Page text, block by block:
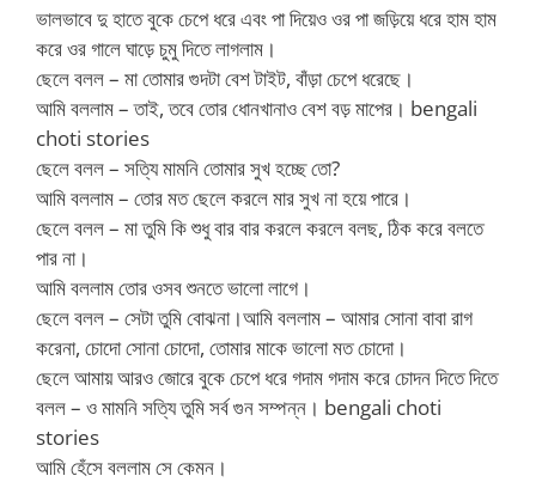
ভালভাবে দু হাতে বুকে চেপে ধরে এবং পা দিয়েও ওর পা জড়িয়ে ধরে হাম হাম
করে ওর গালে ঘাড়ে চুমু দিতে লাগলাম।
ছেলে বলল – মা তোমার গুদটা বেশ টাইট, বাঁড়া চেপে ধরেছে।
আমি বললাম – তাই, তবে তোর ধোনখানাও বেশ বড় মাপের। bengali
choti stories
ছেলে বলল – সত্যি মামনি তোমার সুখ হচ্ছে তো?
আমি বললাম – তোর মত ছেলে করলে মার সুখ না হয়ে পারে।
ছেলে বলল – মা তুমি কি শুধু বার বার করলে করলে বলছ, ঠিক করে বলতে
পার না।
আমি বললাম তোর ওসব শুনতে ভালো লাগে।
ছেলে বলল – সেটা তুমি বোঝনা।আমি বললাম – আমার সোনা বাবা রাগ
করেনা, চোদো সোনা চোদো, তোমার মাকে ভালো মত চোদো।
ছেলে আমায় আরও জোরে বুকে চেপে ধরে গদাম গদাম করে চোদন দিতে দিতে
বলল – ও মামনি সত্যি তুমি সর্ব গুন সম্পন্ন। bengali choti
stories
আমি হেঁসে বললাম সে কেমন।